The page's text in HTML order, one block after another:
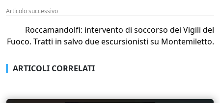
Articolo successivo
Roccamandolfi: intervento di soccorso dei Vigili del
Fuoco. Tratti in salvo due escursionisti su Montemiletto.
ARTICOLI CORRELATI